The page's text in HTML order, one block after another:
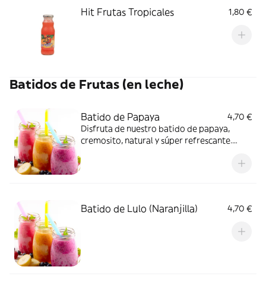
Hit Frutas Tropicales 1,80 €
Batidos de Frutas (en leche)
Batido de Papaya
4,70 €
Disfruta de nuestro batido de papaya,
cremosito, natural y súper refrescante.
Batido de Lulo (Naranjilla) 4,70 €